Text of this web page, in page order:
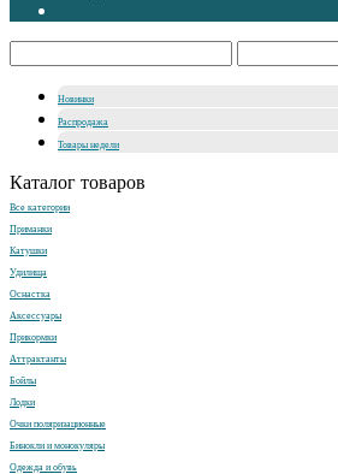
Новинки
Распродажа
Товары недели
Каталог товаров
Все категории
Приманки
Катушки
Удилища
Оснастка
Аксессуары
Прикормки
Аттрактанты
Бойлы
Лодки
Очки поляризационные
Бинокли и монокуляры
Одежда и обувь